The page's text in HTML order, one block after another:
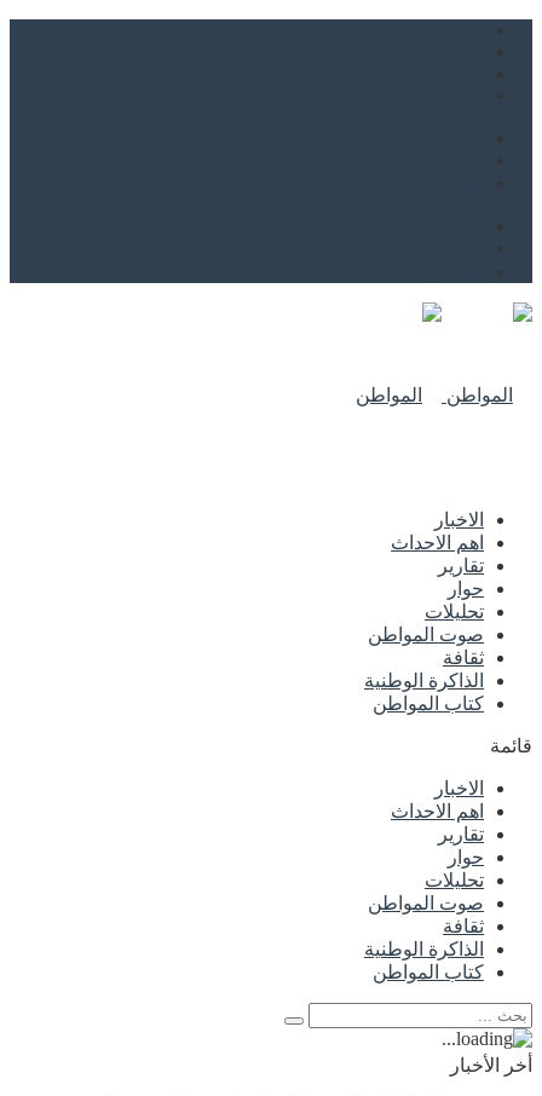
الاخبار
اهم الاحداث
تقارير
حوار
تحليلات
صوت المواطن
ثقافة
الذاكرة الوطنية
كتاب المواطن
قائمة
الاخبار
اهم الاحداث
تقارير
حوار
تحليلات
صوت المواطن
ثقافة
الذاكرة الوطنية
كتاب المواطن
أخر الأخبار